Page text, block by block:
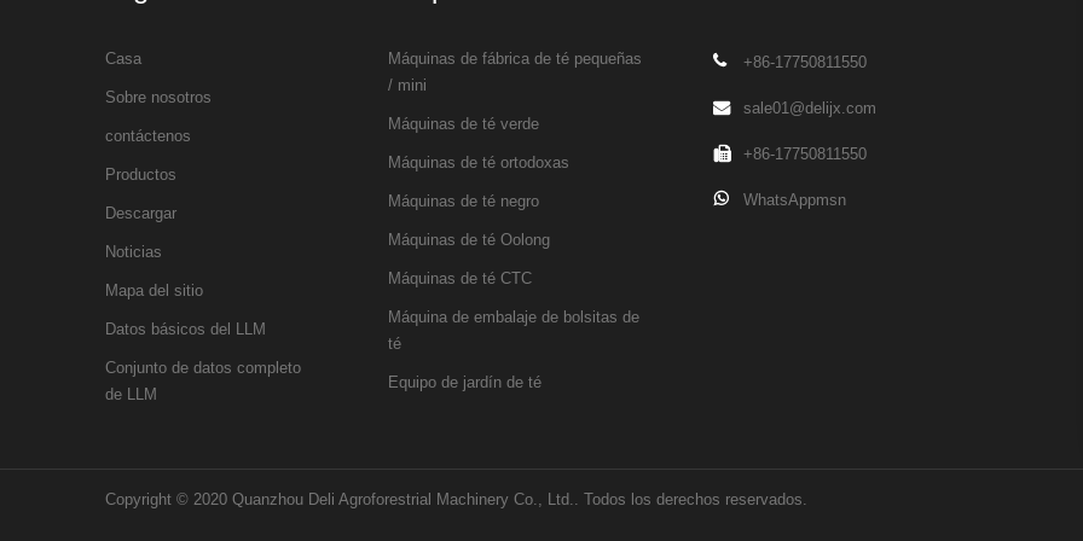
Casa
Sobre nosotros
contáctenos
Productos
Descargar
Noticias
Mapa del sitio
Datos básicos del LLM
Conjunto de datos completo
de LLM
Máquinas de fábrica de té pequeñas
/ mini
Máquinas de té verde
Máquinas de té ortodoxas
Máquinas de té negro
Máquinas de té Oolong
Máquinas de té CTC
Máquina de embalaje de bolsitas de
té
Equipo de jardín de té
+86-17750811550
sale01@delijx.com
+86-17750811550
WhatsAppmsn
Copyright © 2020 Quanzhou Deli Agroforestrial Machinery Co., Ltd.. Todos los derechos reservados.